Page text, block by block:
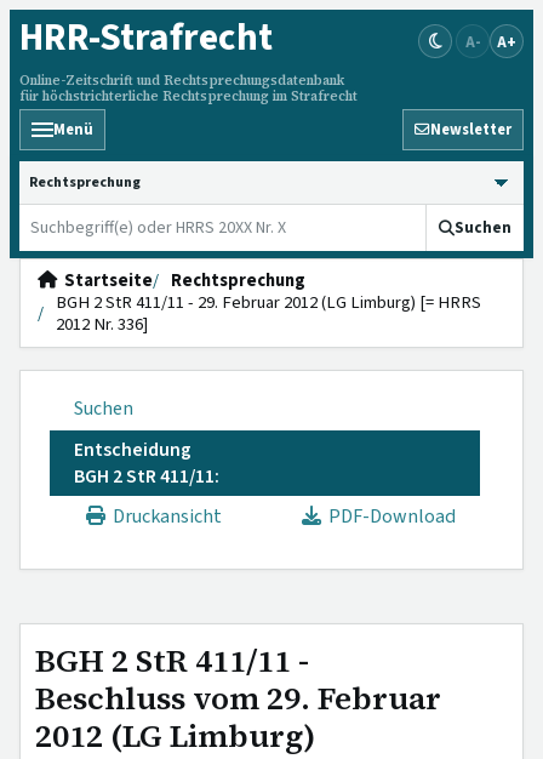
HRR-Strafrecht
Online-Zeitschrift und Rechtsprechungsdatenbank
für höchstrichterliche Rechtsprechung im Strafrecht
A- A+
Menü Newsletter
HRRS durchsuchen
Suchen
Startseite
Rechtsprechung
BGH 2 StR 411/11 - 29. Februar 2012 (LG Limburg) [= HRRS
2012 Nr. 336]
Suchen
Entscheidung
BGH 2 StR 411/11:
Druckansicht
PDF-Download
BGH 2 StR 411/11 -
Beschluss vom 29. Februar
2012 (LG Limburg)